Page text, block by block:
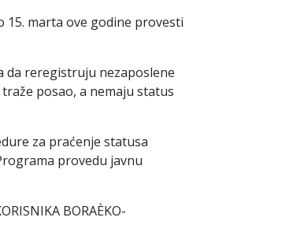
15. marta ove godine provesti
da reregistruju nezaposlene
posao, a nemaju status
za praćenje statusa
provedu javnu
BORAÈKO-